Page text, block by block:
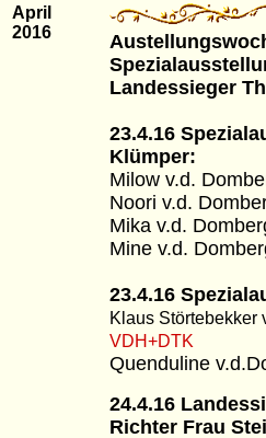
April
2016
Landessieger
23.4.16
Klümper:
Milow v.d.
Noori v.d.
Mika v.d.
Mine v.d.
23.4.16
Klaus Störtebekker
VDH+DTK
Quenduline
24.4.16
Richter Frau